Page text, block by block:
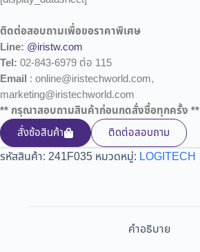
ติดต่อสอบถามเพื่อขอราคาพิเศษ
Line: @iristw.com
Tel: 02-843-6979 ต่อ 115
Email : online@iristechworld.com,
marketing@iristechworld.com
** กรุณาสอบถามสินค้าก่อนกดสั่งซื้อทุกครั้ง **
สั่งซ้อสินค้า
ติดต่อสอบถาม
รหัสสินค้า: 241F035 หมวดหมู่: LOGITECH
คำอธิบาย